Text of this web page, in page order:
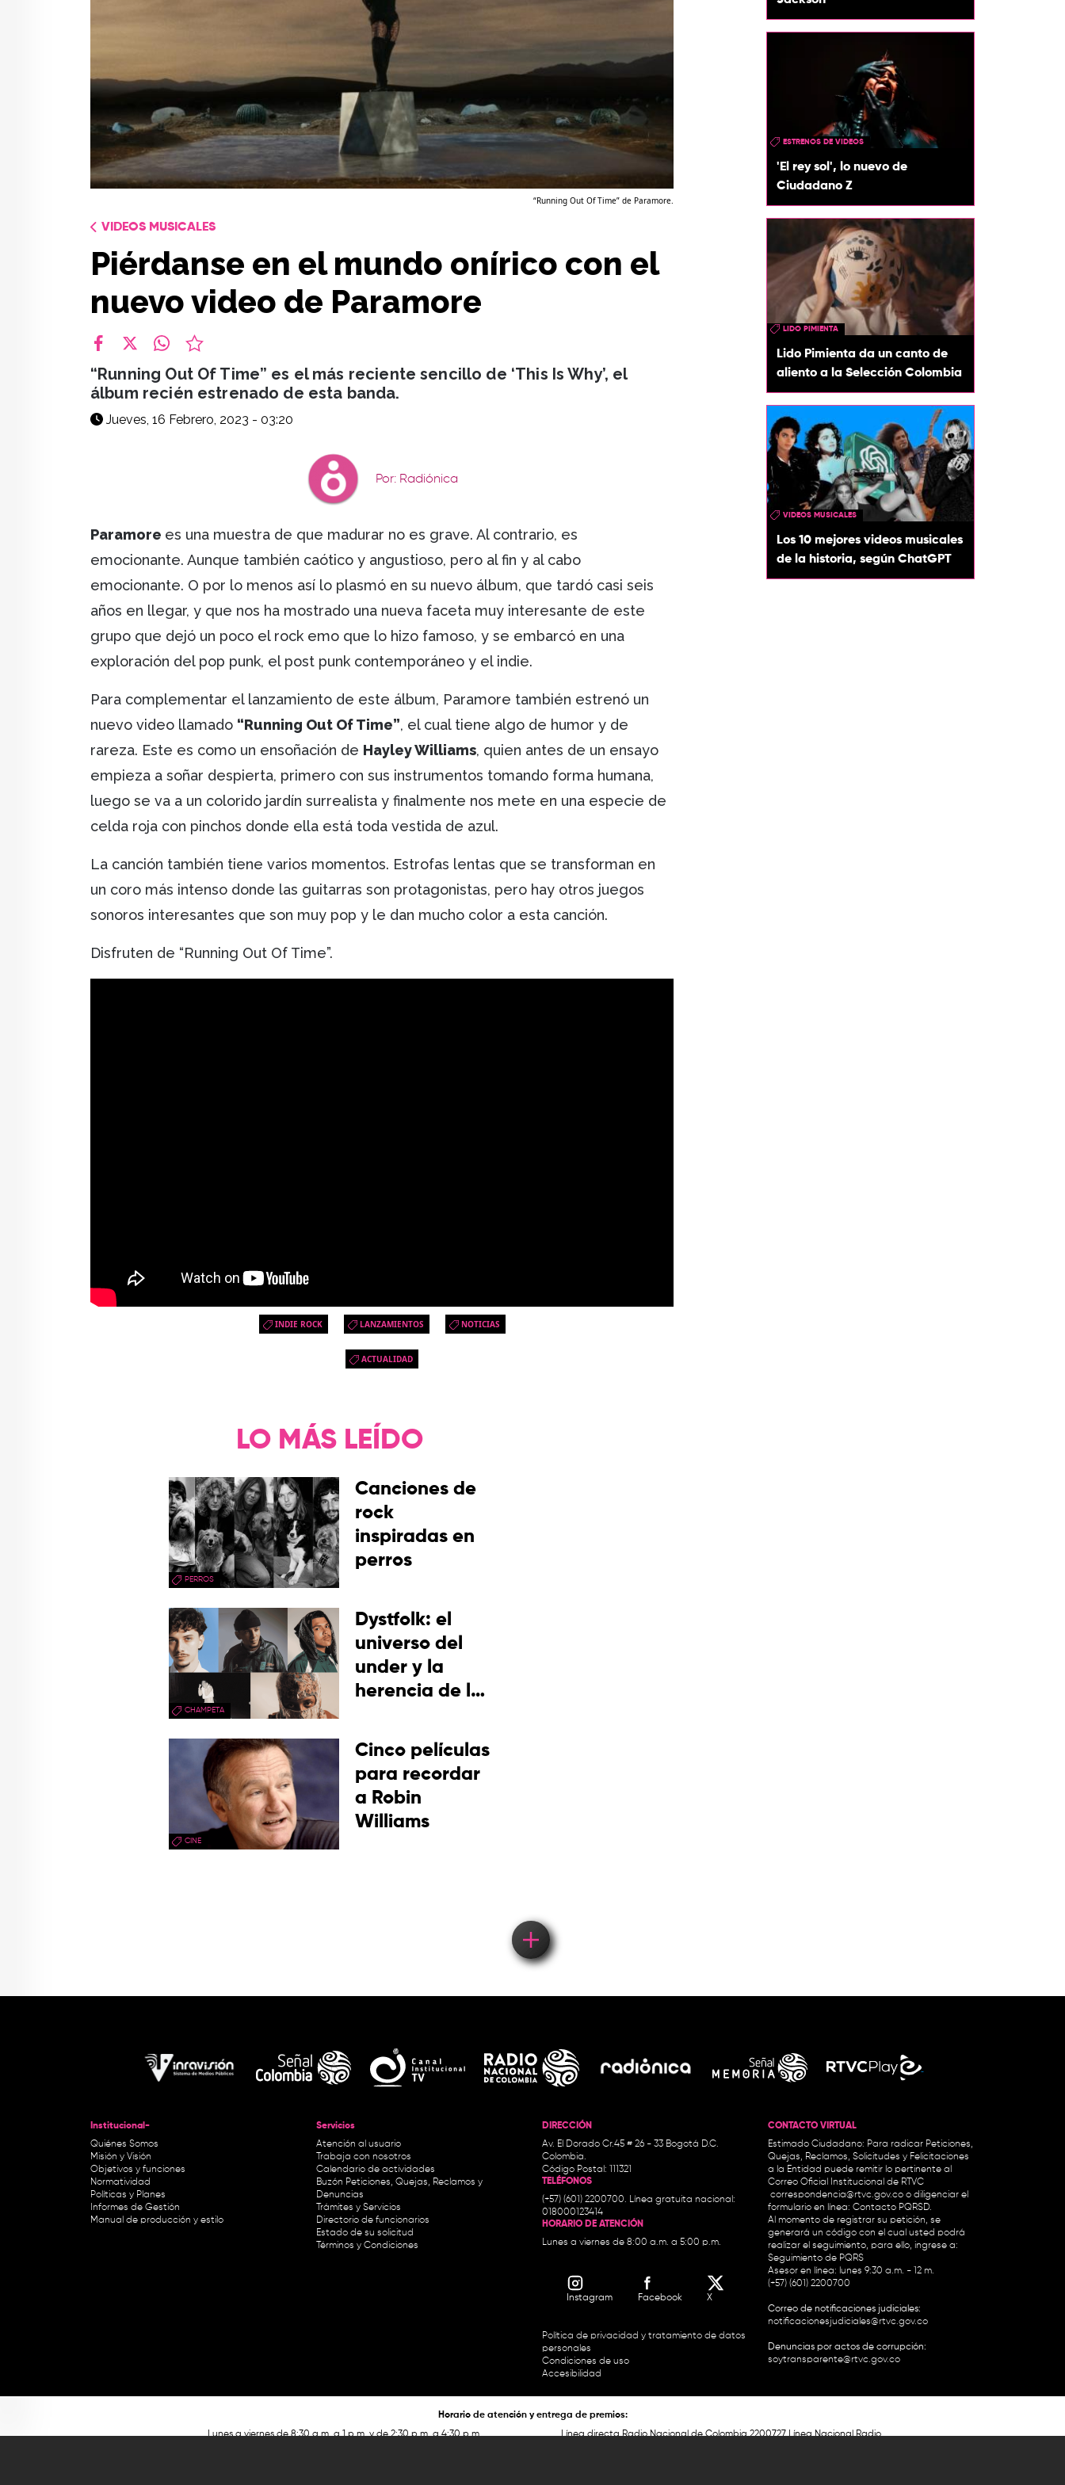
“Running Out Of Time” de Paramore.
VIDEOS MUSICALES
Piérdanse en el mundo onírico con el
nuevo video de Paramore
“Running Out Of Time” es el más reciente sencillo de ‘This Is Why’, el
álbum recién estrenado de esta banda.
Jueves, 16 Febrero, 2023 - 03:20
Por: Radiónica
Paramore es una muestra de que madurar no es grave. Al contrario, es
emocionante. Aunque también caótico y angustioso, pero al fin y al cabo
emocionante. O por lo menos así lo plasmó en su nuevo álbum, que tardó casi seis
años en llegar, y que nos ha mostrado una nueva faceta muy interesante de este
grupo que dejó un poco el rock emo que lo hizo famoso, y se embarcó en una
exploración del pop punk, el post punk contemporáneo y el indie.
Para complementar el lanzamiento de este álbum, Paramore también estrenó un
nuevo video llamado “Running Out Of Time”, el cual tiene algo de humor y de
rareza. Este es como un ensoñación de Hayley Williams, quien antes de un ensayo
empieza a soñar despierta, primero con sus instrumentos tomando forma humana,
luego se va a un colorido jardín surrealista y finalmente nos mete en una especie de
celda roja con pinchos donde ella está toda vestida de azul.
La canción también tiene varios momentos. Estrofas lentas que se transforman en
un coro más intenso donde las guitarras son protagonistas, pero hay otros juegos
sonoros interesantes que son muy pop y le dan mucho color a esta canción.
Disfruten de “Running Out Of Time”.
INDIE ROCK LANZAMIENTOS NOTICIAS
ACTUALIDAD
ESTRENOS DE VIDEOS
'El rey sol', lo nuevo de
Ciudadano Z
LIDO PIMIENTA
Lido Pimienta da un canto de
aliento a la Selección Colombia
VIDEOS MUSICALES
Los 10 mejores videos musicales
de la historia, según ChatGPT
LO MÁS LEÍDO
PERROS
Canciones de
rock
inspiradas en
perros
CHAMPETA
Dystfolk: el
universo del
under y la
herencia de la
picotera
CINE
Cinco películas
para recordar
a Robin
Williams
Institucional-
Quiénes Somos
Misión y Visión
Objetivos y funciones
Normatividad
Políticas y Planes
Informes de Gestión
Manual de producción y estilo
Servicios
Atención al usuario
Trabaja con nosotros
Calendario de actividades
Buzón Peticiones, Quejas, Reclamos y
Denuncias
Trámites y Servicios
Directorio de funcionarios
Estado de su solicitud
Términos y Condiciones
DIRECCIÓN
Av. El Dorado Cr.45 # 26 - 33 Bogotá D.C.
Colombia.
Código Postal: 111321
TELÉFONOS
(+57) (601) 2200700. Línea gratuita nacional:
018000123414
HORARIO DE ATENCIÓN
Lunes a viernes de 8:00 a.m. a 5:00 p.m.
Instagram Facebook X
Política de privacidad y tratamiento de datos
personales
Condiciones de uso
Accesibilidad
CONTACTO VIRTUAL
Estimado Ciudadano: Para radicar Peticiones,
Quejas, Reclamos, Solicitudes y Felicitaciones
a la Entidad puede remitir lo pertinente al
Correo Oficial Institucional de RTVC
correspondencia@rtvc.gov.co o diligenciar el
formulario en línea: Contacto PQRSD.
Al momento de registrar su petición, se
generará un código con el cual usted podrá
realizar el seguimiento, para ello, ingrese a:
Seguimiento de PQRS
Asesor en línea: lunes 9:30 a.m. - 12 m.
(+57) (601) 2200700
Correo de notificaciones judiciales:
notificacionesjudiciales@rtvc.gov.co
Denuncias por actos de corrupción:
soytransparente@rtvc.gov.co
Horario de atención y entrega de premios:
Lunes a viernes de 8:30 a.m. a 1 p.m. y de 2:30 p.m. a 4:30 p.m.
Línea directa Radio Nacional de Colombia 2200727 Línea Nacional Radio